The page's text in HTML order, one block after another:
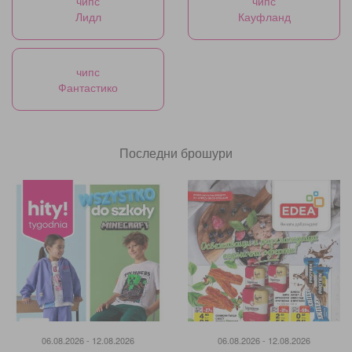
Лидл
Кауфланд
чипс
Фантастико
Последни брошури
06.08.2026 - 12.08.2026 06.08.2026 - 12.08.2026